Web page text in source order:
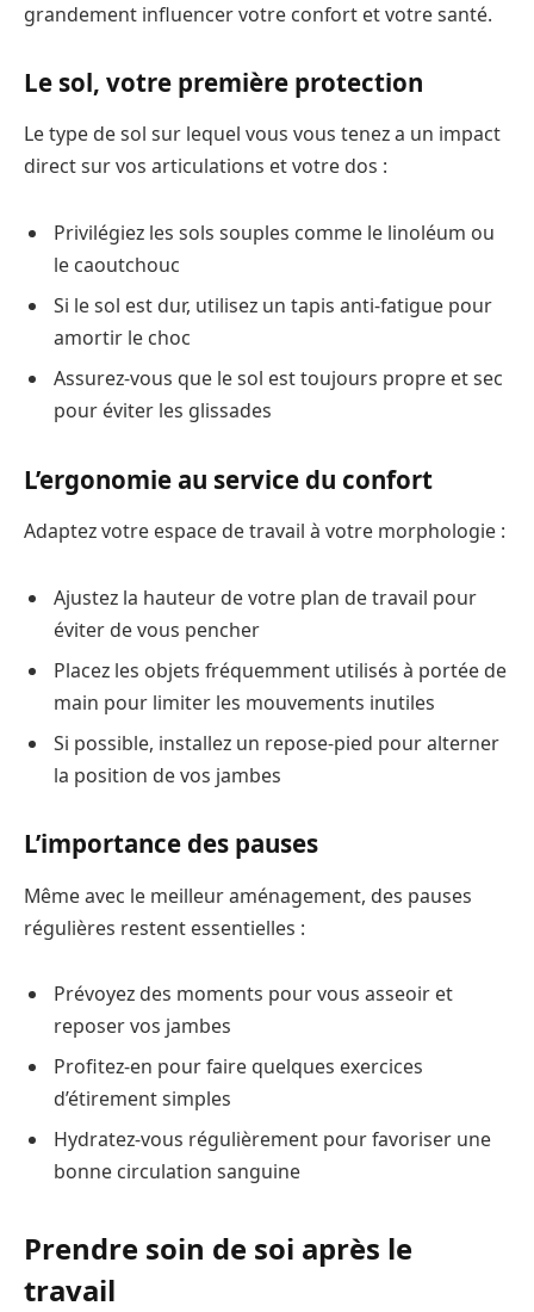
grandement influencer votre confort et votre santé.
Le sol, votre première protection
Le type de sol sur lequel vous vous tenez a un impact
direct sur vos articulations et votre dos :
Privilégiez les sols souples comme le linoléum ou
le caoutchouc
Si le sol est dur, utilisez un tapis anti-fatigue pour
amortir le choc
Assurez-vous que le sol est toujours propre et sec
pour éviter les glissades
L’ergonomie au service du confort
Adaptez votre espace de travail à votre morphologie :
Ajustez la hauteur de votre plan de travail pour
éviter de vous pencher
Placez les objets fréquemment utilisés à portée de
main pour limiter les mouvements inutiles
Si possible, installez un repose-pied pour alterner
la position de vos jambes
L’importance des pauses
Même avec le meilleur aménagement, des pauses
régulières restent essentielles :
Prévoyez des moments pour vous asseoir et
reposer vos jambes
Profitez-en pour faire quelques exercices
d’étirement simples
Hydratez-vous régulièrement pour favoriser une
bonne circulation sanguine
Prendre soin de soi après le
travail